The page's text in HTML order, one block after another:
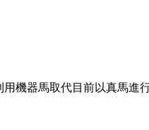
機器馬取代目前以真馬進